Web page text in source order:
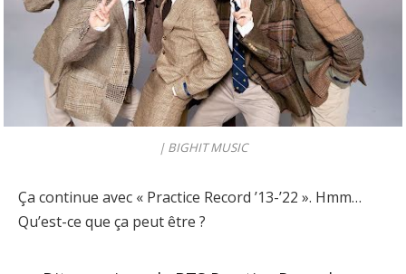
| BIGHIT MUSIC
Ça continue avec « Practice Record ’13-’22 ». Hmm…
Qu’est-ce que ça peut être ?